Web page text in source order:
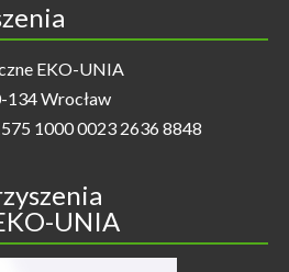
EKO-UNIA
134 Wrocław
1000 0023 2636 8848
UNIA